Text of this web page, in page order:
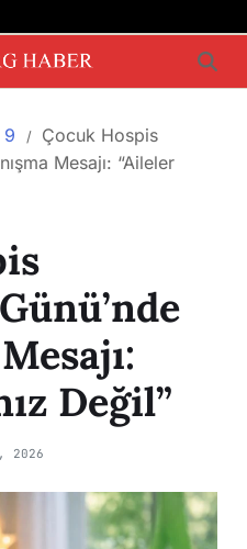
9
Çocuk Hospis
Mesajı: “Aileler
Değil”
2026